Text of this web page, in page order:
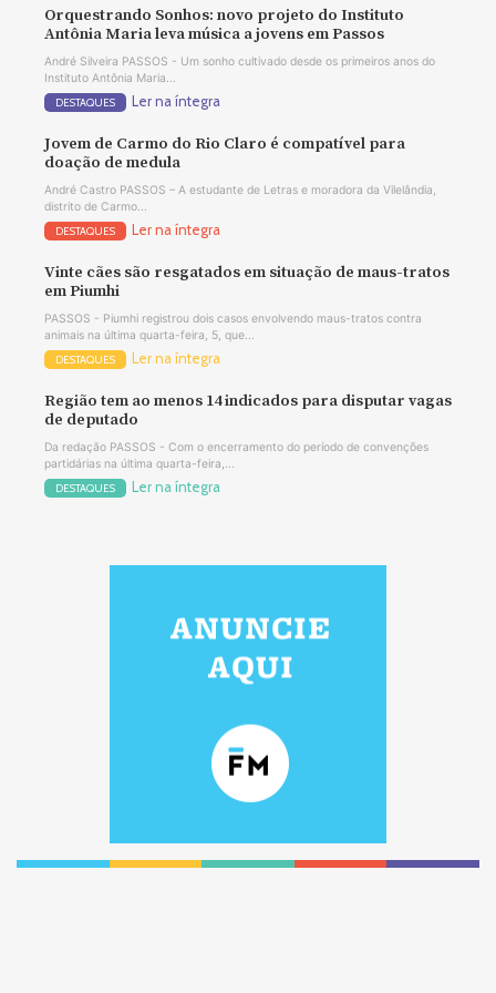
Orquestrando Sonhos: novo projeto do Instituto
Antônia Maria leva música a jovens em Passos
André Silveira PASSOS - Um sonho cultivado desde os primeiros anos do
Instituto Antônia Maria...
DESTAQUES Ler na íntegra
Jovem de Carmo do Rio Claro é compatível para
doação de medula
André Castro PASSOS – A estudante de Letras e moradora da Vilelândia,
distrito de Carmo...
DESTAQUES Ler na íntegra
Vinte cães são resgatados em situação de maus-tratos
em Piumhi
PASSOS - Piumhi registrou dois casos envolvendo maus-tratos contra
animais na última quarta-feira, 5, que...
DESTAQUES Ler na íntegra
Região tem ao menos 14 indicados para disputar vagas
de deputado
Da redação PASSOS - Com o encerramento do período de convenções
partidárias na última quarta-feira,...
DESTAQUES Ler na íntegra